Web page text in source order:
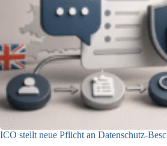
ICO stellt neue Pflicht an Datenschutz-